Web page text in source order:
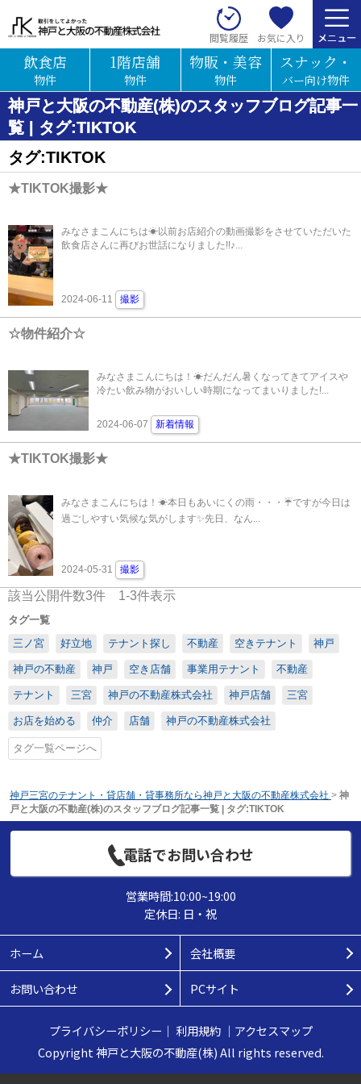
閲覧履歴 お気に入り
飲食店
物件
1階店舗
物件
物販・美容
物件
スナック・
バー向け物件
神戸と大阪の不動産(株)のスタッフブログ記事一
覧 | タグ:TIKTOK
タグ:TIKTOK
★TIKTOK撮影★
みなさまこんにちは☀以前お店紹介の動画撮影をさせていただいた
飲食店さんに再びお世話になりました!!♪...
2024-06-11 撮影
☆物件紹介☆
みなさまこんにちは！☀だんだん暑くなってきてアイスや
冷たい飲み物がおいしい時期になってまいりました!...
2024-06-07 新着情報
★TIKTOK撮影★
みなさまこんにちは！☀本日もあいにくの雨・・・☔ですが今日は
過ごしやすい気候な気がします✨先日、なん...
2024-05-31 撮影
該当公開件数3件 1-3件表示
タグ一覧
三ノ宮
好立地 テナント探し 不動産 空きテナント 神戸
神戸の不動産 神戸 空き店舗 事業用テナント 不動産
テナント 三宮 神戸の不動産株式会社 神戸店舗 三宮
お店を始める 仲介 店舗 神戸の不動産株式会社
タグ一覧ページへ
神戸三宮のテナント・貸店舗・貸事務所なら神戸と大阪の不動産株式会社 > 神
戸と大阪の不動産(株)のスタッフブログ記事一覧 | タグ:TIKTOK
電話でお問い合わせ
営業時間:10:00~19:00
定休日: 日・祝
ホーム 会社概要
お問い合わせ PCサイト
プライバシーポリシー ｜ 利用規約｜ アクセスマップ
Copyright 神戸と大阪の不動産(株) All rights reserved.